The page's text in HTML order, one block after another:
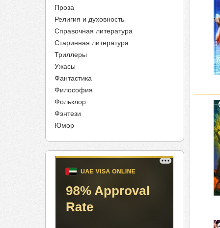
Проза
Религия и духовность
Справочная литература
Старинная литература
Триллеры
Ужасы
Фантастика
Философия
Фольклор
Фэнтези
Юмор